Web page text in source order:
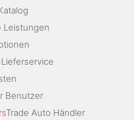
Leistungen
Benutzer
Trade Auto Händler